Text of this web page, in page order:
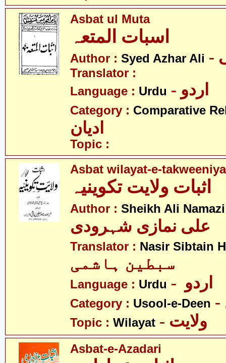
Asbat ul Muta
اسبات المتعہ
Author : Syed Azhar Ali
Translator :
Language : Urdu - اردو
Category : Comparative
ادیان
Topic :
Asbat wilayat-e-takweeniya
اثبات ولایت تکوینیہ
Author : Sheikh Ali
علی نمازی شہرودی
Translator : Nasir Sibtain
سبطین ہاشمی
Language : Urdu
Category : Usool-e-Deen
Topic : Wilayat - ولایت
Asbat-e-Azadari